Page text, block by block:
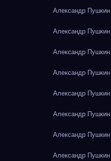
Александр
Александр
Александр
Александр
Александр
Александр
Александр
Александр